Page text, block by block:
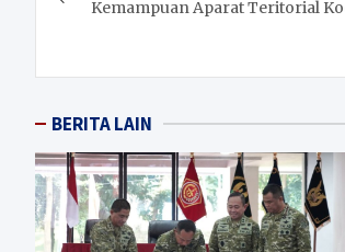
Kemampuan Aparat Teritorial
BERITA LAIN